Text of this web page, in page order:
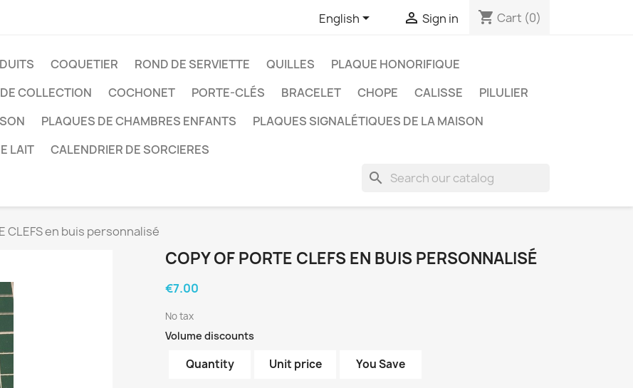
English  Sign in shopping_cart Cart (0)
COQUETIER ROND DE SERVIETTE QUILLES
PLAQUE HONORIFIQUE
COLLECTION
COCHONET PORTE-CLÉS BRACELET CHOPE CALISSE
PILULIER
PLAQUES DE CHAMBRES ENFANTS
PLAQUES SIGNALÉTIQUES DE LA MAISON
LAIT
CALENDRIER DE SORCIERES
search
CLEFS en buis personnalisé
COPY OF PORTE CLEFS EN BUIS PERSONNALISÉ
€7.00
No tax
Volume discounts
Quantity Unit price You Save